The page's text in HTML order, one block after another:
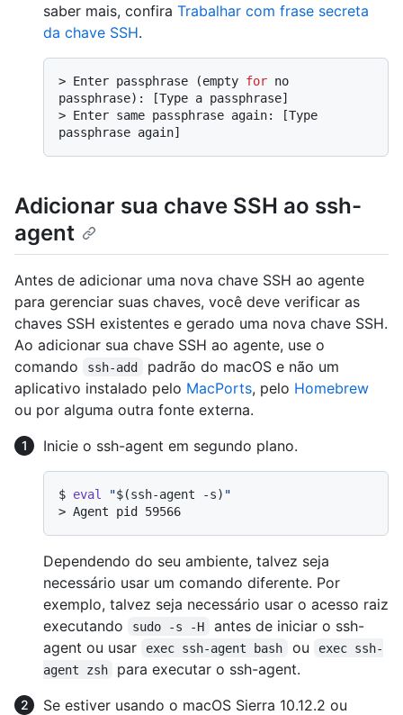
saber mais, confira Trabalhar com frase secreta
da chave SSH.
> Enter passphrase (empty for no
passphrase): [Type a passphrase]
> Enter same passphrase again: [Type
passphrase again]
Adicionar sua chave SSH ao ssh-
agent
Antes de adicionar uma nova chave SSH ao agente
para gerenciar suas chaves, você deve verificar as
chaves SSH existentes e gerado uma nova chave SSH.
Ao adicionar sua chave SSH ao agente, use o
comando
ssh-add
padrão do macOS e não um
aplicativo instalado pelo MacPorts, pelo Homebrew
ou por alguma outra fonte externa.
Inicie o ssh-agent em segundo plano.
$ eval "$(ssh-agent -s) "
> Agent pid 59566
Dependendo do seu ambiente, talvez seja
necessário usar um comando diferente. Por
exemplo, talvez seja necessário usar o acesso raiz
executando
sudo -s -H
antes de iniciar o ssh-
agent ou usar
exec ssh-agent bash ou
exec ssh-
agent zsh
para executar o ssh-agent.
Se estiver usando o macOS Sierra 10.12.2 ou